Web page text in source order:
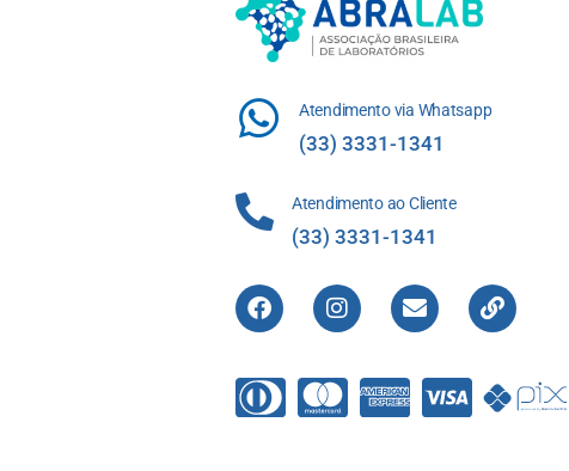
Atendimento via Whatsapp
(33) 3331-1341
Atendimento ao Cliente
(33) 3331-1341